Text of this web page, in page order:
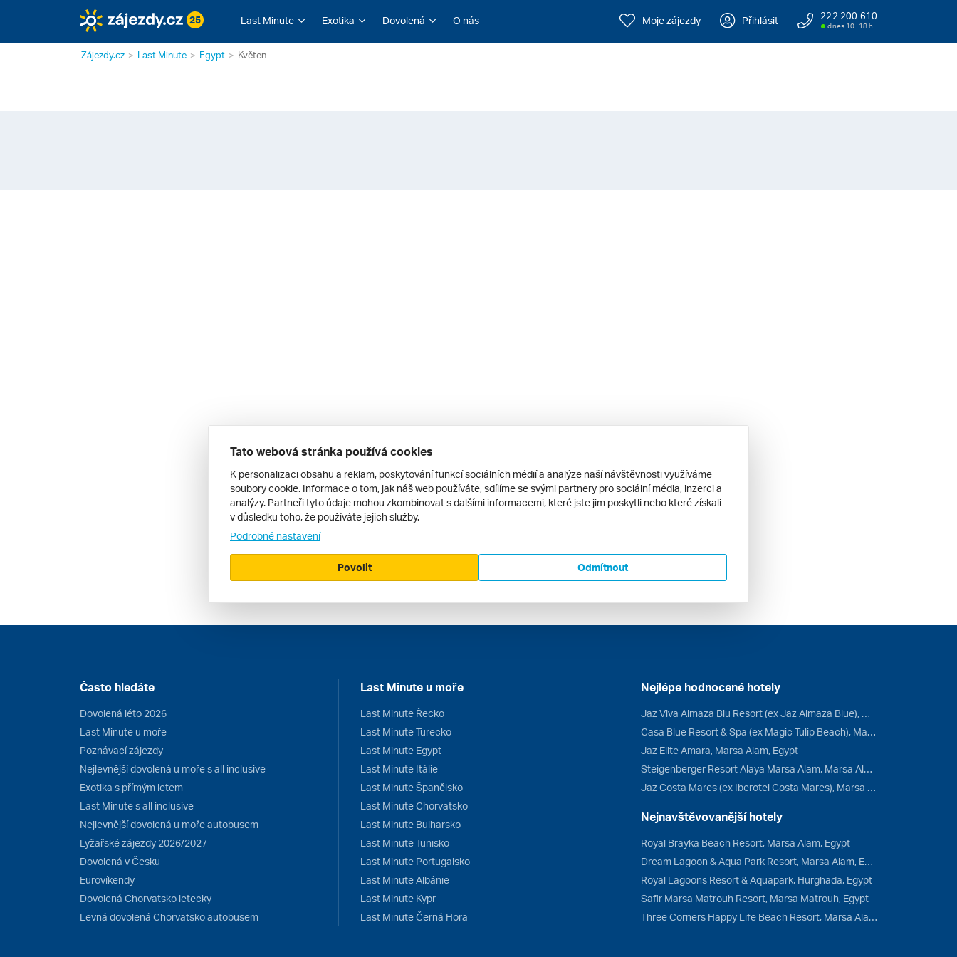
25 Last Minute Exotika Dovolená O nás Moje zájezdy Přihlásit 222 200 610
dnes 10–18 h
Zájezdy.cz Last Minute Egypt Květen
Často hledáte
Dovolená léto 2026
Last Minute u moře
Poznávací zájezdy
Nejlevnější dovolená u moře s all inclusive
Exotika s přímým letem
Last Minute s all inclusive
Nejlevnější dovolená u moře autobusem
Lyžařské zájezdy 2026/2027
Dovolená v Česku
Eurovíkendy
Dovolená Chorvatsko letecky
Levná dovolená Chorvatsko autobusem
Last Minute u moře
Last Minute Řecko
Last Minute Turecko
Last Minute Egypt
Last Minute Itálie
Last Minute Španělsko
Last Minute Chorvatsko
Last Minute Bulharsko
Last Minute Tunisko
Last Minute Portugalsko
Last Minute Albánie
Last Minute Kypr
Last Minute Černá Hora
Nejlépe hodnocené hotely
Jaz Viva Almaza Blu Resort (ex Jaz Almaza Blue), Marsa Matrouh, Egypt
Casa Blue Resort & Spa (ex Magic Tulip Beach), Marsa Alam, Egypt
Jaz Elite Amara, Marsa Alam, Egypt
Steigenberger Resort Alaya Marsa Alam, Marsa Alam, Egypt
Jaz Costa Mares (ex Iberotel Costa Mares), Marsa Alam, Egypt
Nejnavštěvovanější hotely
Royal Brayka Beach Resort, Marsa Alam, Egypt
Dream Lagoon & Aqua Park Resort, Marsa Alam, Egypt
Royal Lagoons Resort & Aquapark, Hurghada, Egypt
Safir Marsa Matrouh Resort, Marsa Matrouh, Egypt
Three Corners Happy Life Beach Resort, Marsa Alam, Egypt
Tato webová stránka používá cookies
K personalizaci obsahu a reklam, poskytování funkcí sociálních médií a analýze naší návštěvnosti využíváme
soubory cookie. Informace o tom, jak náš web používáte, sdílíme se svými partnery pro sociální média, inzerci a
analýzy. Partneři tyto údaje mohou zkombinovat s dalšími informacemi, které jste jim poskytli nebo které získali
v důsledku toho, že používáte jejich služby.
Podrobné nastavení
Odmítnout
Povolit